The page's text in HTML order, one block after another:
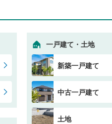
一戸建て・土地
新築一戸建て
中古一戸建て
土地